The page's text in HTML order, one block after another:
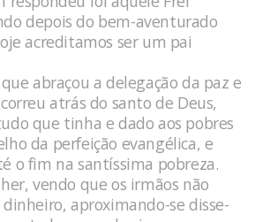
depois do bem-aventurado
acreditamos ser um pai
abraçou a delegação da paz e
atrás do santo de Deus,
que tinha e dado aos pobres
da perfeição evangélica, e
o fim na santíssima pobreza.
vendo que os irmãos não
aproximando-se disse-